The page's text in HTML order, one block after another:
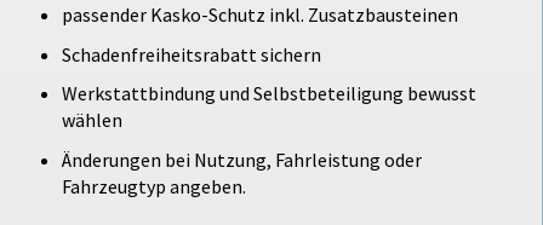
passender Kasko-Schutz inkl. Zusatzbausteinen
Schadenfreiheitsrabatt sichern
Werkstattbindung und Selbstbeteiligung bewusst
wählen
Änderungen bei Nutzung, Fahrleistung oder
Fahrzeugtyp angeben.